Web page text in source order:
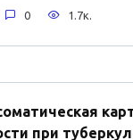
0 1.7к.
при